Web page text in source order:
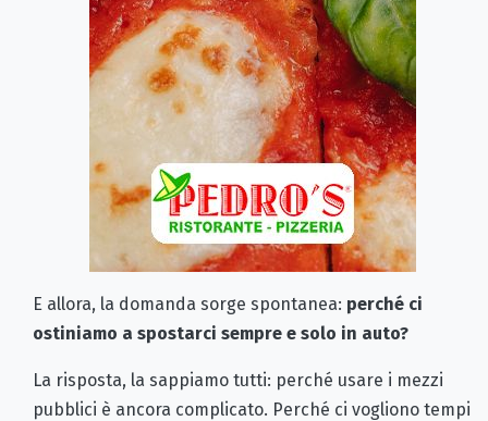
E allora, la domanda sorge spontanea: perché ci
ostiniamo a spostarci sempre e solo in auto?
La risposta, la sappiamo tutti: perché usare i mezzi
pubblici è ancora complicato. Perché ci vogliono tempi